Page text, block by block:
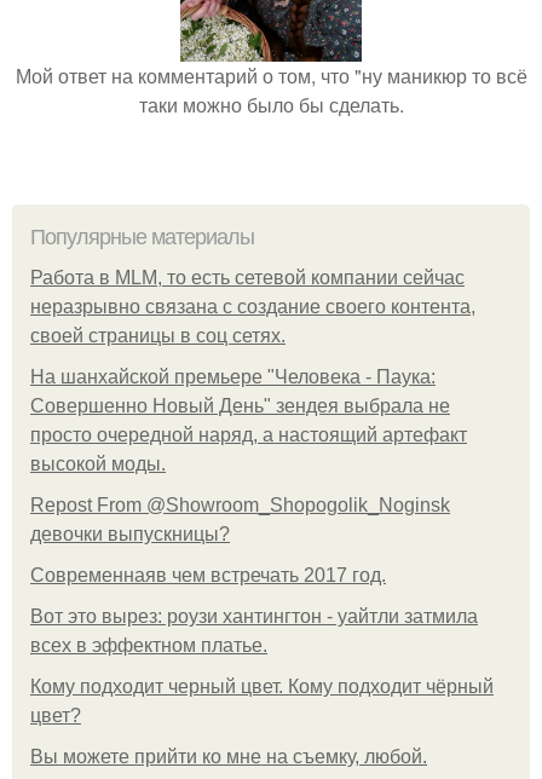
Мой ответ на комментарий о том, что "ну маникюр то всё
таки можно было бы сделать.
Популярные материалы
Работа в MLM, то есть сетевой компании сейчас
неразрывно связана с создание своего контента,
своей страницы в соц сетях.
На шанхайской премьере "Человека - Паука:
Совершенно Новый День" зендея выбрала не
просто очередной наряд, а настоящий артефакт
высокой моды.
Repost From @Showroom_Shopogolik_Noginsk
девочки выпускницы?
Современнаяв чем встречать 2017 год.
Вот это вырез: роузи хантингтон - уайтли затмила
всех в эффектном платьe.
Кому подходит черный цвет. Кому подходит чёрный
цвет?
Вы можете прийти ко мне на съемку, любой.